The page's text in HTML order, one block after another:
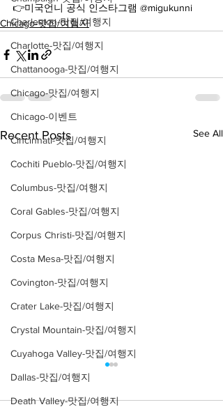
Charleston-맛집/여행지
Charlotte-맛집/여행지
Chattanooga-맛집/여행지
Chicago-맛집/여행지
Chicago-이벤트
Cincinnati-맛집/여행지
Cochiti Pueblo-맛집/여행지
Columbus-맛집/여행지
Coral Gables-맛집/여행지
Corpus Christi-맛집/여행지
Costa Mesa-맛집/여행지
Covington-맛집/여행지
Crater Lake-맛집/여행지
Crystal Mountain-맛집/여행지
Cuyahoga Valley-맛집/여행지
Dallas-맛집/여행지
Death Valley-맛집/여행지
👉미국언니 공식 인스타그램 @migukunni
Chicago-맛집/여행지
Recent Posts See All